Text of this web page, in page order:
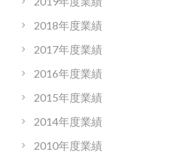
2018年度業績
2017年度業績
2016年度業績
2015年度業績
2014年度業績
2010年度業績